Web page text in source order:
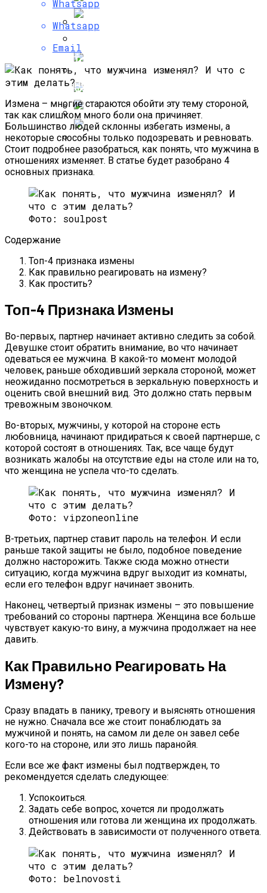
Старая, Проверенная Временем Диета
ABC, Правила Похудения И Меню С
Рецептами
Варианты Банановой Диеты На 3 И 7
Дней, Отзывы И Результаты
Похудевших
Как Живет Мила Волчек, Бывшая
Возлюбленная Тимати, На Которой Он
Жизнь Антона Макарского: От Успеха В
Кино До Счастливого Брака
Как Выглядят Жены Солистов
Легендарной Группы Modern Talking?
Тонкие Волосы: Что Делать И Как
Исправить — Советы И Рекомендации
По Уходу
Кремы-Кушоны: Лучшая Косметика
Whatsapp
Whatsapp
Email
Измена – многие стараются обойти эту тему стороной,
так как слишком много боли она причиняет.
Большинство людей склонны избегать измены, а
некоторые способны только подозревать и ревновать.
Стоит подробнее разобраться, как понять, что мужчина в
отношениях изменяет. В статье будет разобрано 4
основных признака.
Фото: soulpost
Содержание
Топ-4 признака измены
Как правильно реагировать на измену?
Как простить?
Топ-4 Признака Измены
Во-первых, партнер начинает активно следить за собой.
Девушке стоит обратить внимание, во что начинает
одеваться ее мужчина. В какой-то момент молодой
человек, раньше обходивший зеркала стороной, может
неожиданно посмотреться в зеркальную поверхность и
оценить свой внешний вид. Это должно стать первым
тревожным звоночком.
Во-вторых, мужчины, у которой на стороне есть
любовница, начинают придираться к своей партнерше, с
которой состоят в отношениях. Так, все чаще будут
возникать жалобы на отсутствие еды на столе или на то,
что женщина не успела что-то сделать.
Фото: vipzoneonline
В-третьих, партнер ставит пароль на телефон. И если
раньше такой защиты не было, подобное поведение
должно насторожить. Также сюда можно отнести
ситуацию, когда мужчина вдруг выходит из комнаты,
если его телефон вдруг начинает звонить.
Наконец, четвертый признак измены – это повышение
требований со стороны партнера. Женщина все больше
чувствует какую-то вину, а мужчина продолжает на нее
давить.
Как Правильно Реагировать На
Измену?
Сразу впадать в панику, тревогу и выяснять отношения
не нужно. Сначала все же стоит понаблюдать за
мужчиной и понять, на самом ли деле он завел себе
кого-то на стороне, или это лишь паранойя.
Если все же факт измены был подтвержден, то
рекомендуется сделать следующее:
Успокоиться.
Задать себе вопрос, хочется ли продолжать
отношения или готова ли женщина их продолжать.
Действовать в зависимости от полученного ответа.
Фото: belnovosti